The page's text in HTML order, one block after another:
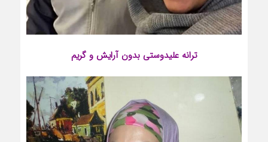
ترانه علیدوستی بدون آرایش و گریم